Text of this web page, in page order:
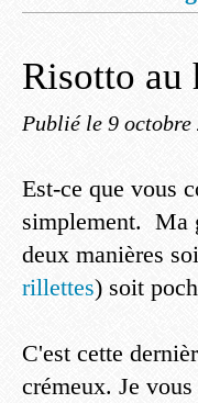
Risotto au
Publié le 9 octobre
Est-ce que vous
simplement. Ma
deux manières
rillettes) soit
C'est cette
crémeux. Je